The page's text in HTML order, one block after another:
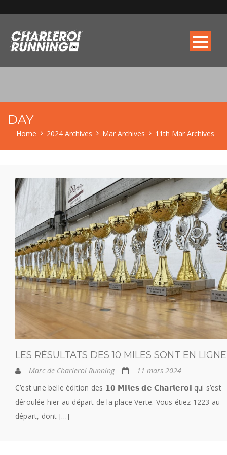
DAY
Home 2024 Archives Mar Archives 11th Mar Archives
LES RÉSULTATS DES 10 MILES SONT EN LIGNE
Marc de Charleroi Running
11 mars 2024
C’est une belle édition des 𝟭𝟬 𝗠𝗶𝗹𝗲𝘀 𝗱𝗲 𝗖𝗵𝗮𝗿𝗹𝗲𝗿𝗼𝗶 qui s’est
déroulée hier au départ de la place Verte. Vous étiez 1223 au
départ, dont […]